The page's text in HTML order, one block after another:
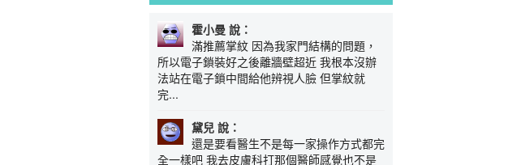
霍小曼 說：
滿推薦掌紋 因為我家門結構的問題，
所以電子鎖裝好之後離牆壁超近 我根本沒辦
法站在電子鎖中間給他辨視人臉 但掌紋就
完...
黛兒 說：
還是要看醫生不是每一家操作方式都完
全一樣吧 我去皮膚科打那個醫師感覺也不是